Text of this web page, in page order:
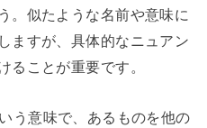
。似たような名前や意味に
ますが、具体的なニュアン
ることが重要です。
う意味で、あるものを他の